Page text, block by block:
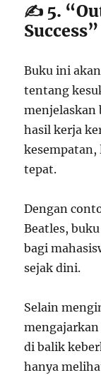
✍️ 5.
Buku ini
tentang
menjelaskan
hasil kerja
tepat.
Dengan
Beatles,
bagi
sejak dini.
Selain
di balik
hanya